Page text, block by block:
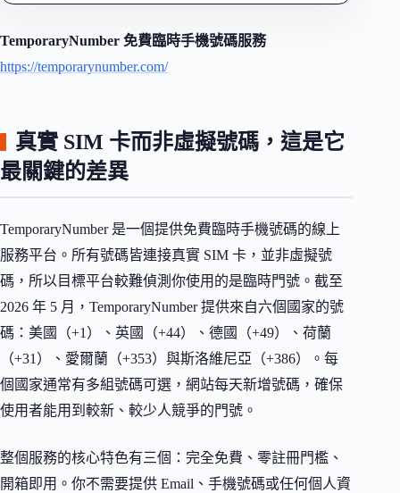
TemporaryNumber 免費臨時手機號碼服務
https://temporarynumber.com/
真實 SIM 卡而非虛擬號碼，這是它
最關鍵的差異
TemporaryNumber 是一個提供免費臨時手機號碼的線上
服務平台。所有號碼皆連接真實 SIM 卡，並非虛擬號
碼，所以目標平台較難偵測你使用的是臨時門號。截至
2026 年 5 月，TemporaryNumber 提供來自六個國家的號
碼：美國（+1）、英國（+44）、德國（+49）、荷蘭
（+31）、愛爾蘭（+353）與斯洛維尼亞（+386）。每
個國家通常有多組號碼可選，網站每天新增號碼，確保
使用者能用到較新、較少人競爭的門號。
整個服務的核心特色有三個：完全免費、零註冊門檻、
開箱即用。你不需要提供 Email、手機號碼或任何個人資